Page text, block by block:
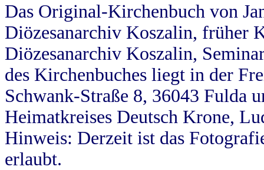
Das Original-Kirchenbuch von
Diözesanarchiv Koszalin, früher
Diözesanarchiv Koszalin,
des Kirchenbuches liegt in der
Schwank-Straße 8, 36043 Fulda
Heimatkreises Deutsch Krone,
Hinweis: Derzeit ist das
erlaubt.